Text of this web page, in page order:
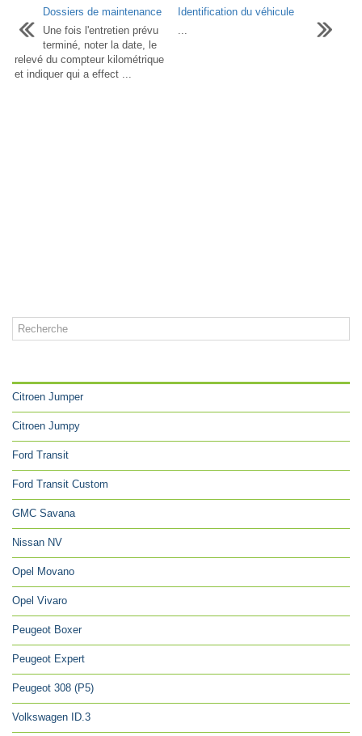
Dossiers de maintenance
Une fois l'entretien prévu
terminé, noter la date, le
relevé du compteur kilométrique
et indiquer qui a effect ...
Identification du véhicule
...
Citroen Jumper
Citroen Jumpy
Ford Transit
Ford Transit Custom
GMC Savana
Nissan NV
Opel Movano
Opel Vivaro
Peugeot Boxer
Peugeot Expert
Peugeot 308 (P5)
Volkswagen ID.3